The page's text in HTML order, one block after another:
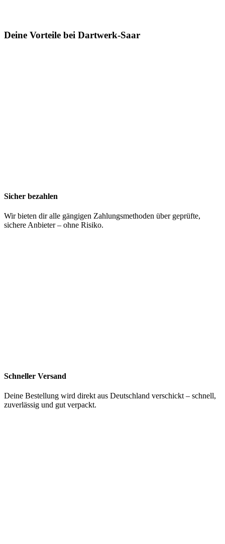
Deine Vorteile bei Dartwerk-Saar
Sicher bezahlen
Wir bieten dir alle gängigen Zahlungsmethoden über geprüfte,
sichere Anbieter – ohne Risiko.
Schneller Versand
Deine Bestellung wird direkt aus Deutschland verschickt – schnell,
zuverlässig und gut verpackt.